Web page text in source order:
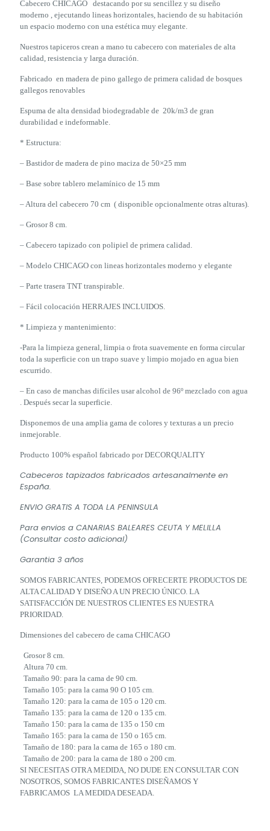
Cabecero CHICAGO destacando por su sencillez y su diseño
moderno , ejecutando lineas horizontales, haciendo de su habitación
un espacio moderno con una estética muy elegante.
Nuestros tapiceros crean a mano tu cabecero con materiales de alta
calidad, resistencia y larga duración.
Fabricado en madera de pino gallego de primera calidad de bosques
gallegos renovables
Espuma de alta densidad biodegradable de 20k/m3 de gran
durabilidad e indeformable.
* Estructura:
– Bastidor de madera de pino maciza de 50×25 mm
– Base sobre tablero melamínico de 15 mm
– Altura del cabecero 70 cm ( disponible opcionalmente otras alturas).
– Grosor 8 cm.
– Cabecero tapizado con polipiel de primera calidad.
– Modelo CHICAGO con lineas horizontales moderno y elegante
– Parte trasera TNT transpirable.
– Fácil colocación HERRAJES INCLUIDOS.
* Limpieza y mantenimiento:
-Para la limpieza general, limpia o frota suavemente en forma circular
toda la superficie con un trapo suave y limpio mojado en agua bien
escurrido.
– En caso de manchas difíciles usar alcohol de 96º mezclado con agua
. Después secar la superficie.
Disponemos de una amplia gama de colores y texturas a un precio
inmejorable.
Producto 100% español fabricado por DECORQUALITY
Cabeceros tapizados fabricados artesanalmente en
España.
ENVIO GRATIS A TODA LA PENINSULA
Para envios a CANARIAS BALEARES CEUTA Y MELILLA
(Consultar costo adicional)
Garantia 3 años
SOMOS FABRICANTES, PODEMOS OFRECERTE PRODUCTOS DE
ALTA CALIDAD Y DISEÑO A UN PRECIO ÚNICO. LA
SATISFACCIÓN DE NUESTROS CLIENTES ES NUESTRA
PRIORIDAD.
Dimensiones del cabecero de cama CHICAGO
Grosor 8 cm.
Altura 70 cm.
Tamaño 90: para la cama de 90 cm.
Tamaño 105: para la cama 90 O 105 cm.
Tamaño 120: para la cama de 105 o 120 cm.
Tamaño 135: para la cama de 120 o 135 cm.
Tamaño 150: para la cama de 135 o 150 cm
Tamaño 165: para la cama de 150 o 165 cm.
Tamaño de 180: para la cama de 165 o 180 cm.
Tamaño de 200: para la cama de 180 o 200 cm.
SI NECESITAS OTRA MEDIDA, NO DUDE EN CONSULTAR CON
NOSOTROS, SOMOS FABRICANTES DISEÑAMOS Y
FABRICAMOS LA MEDIDA DESEADA.